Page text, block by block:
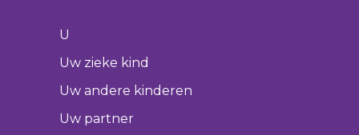
U
Uw zieke kind
Uw andere kinderen
Uw partner